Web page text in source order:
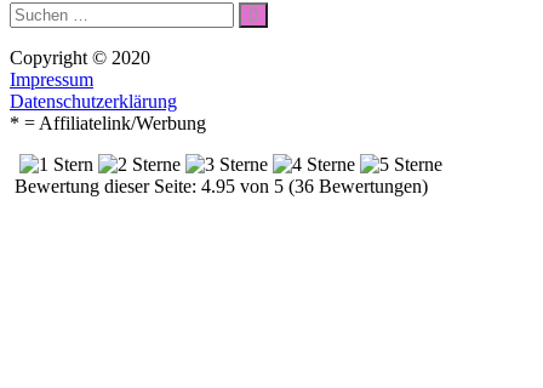
Suche
nach:
Suchen
Copyright © 2020
Impressum
Datenschutzerklärung
* = Affiliatelink/Werbung
Bewertung dieser Seite: 4.95 von 5 (36 Bewertungen)